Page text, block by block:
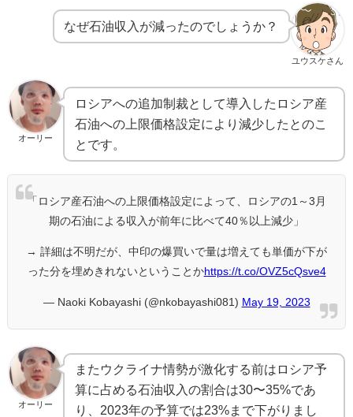
ユウスケさん
なぜ石油収入が減ったのでしょうか？
オーリー
ロシアへの追加制裁として導入したロシア産
石油への上限価格設定により減少したとのこ
とです。
「ロシア産石油への上限価格設定によって、ロシアの1～3月
期の石油による収入が前年に比べて40％以上減少」
→ 詳細は不明だが、中印の爆買いで量は増えても単価が下が
った分を埋めきれないということかhttps://t.co/OVZ5cQsve4
— Naoki Kobayashi (@nkobayashi081) May 19, 2023
オーリー
またウクライナ情勢が激化する前はロシア予
算に占める石油収入の割合は30〜35%であ
り、2023年の予算では23%まで下がりまし